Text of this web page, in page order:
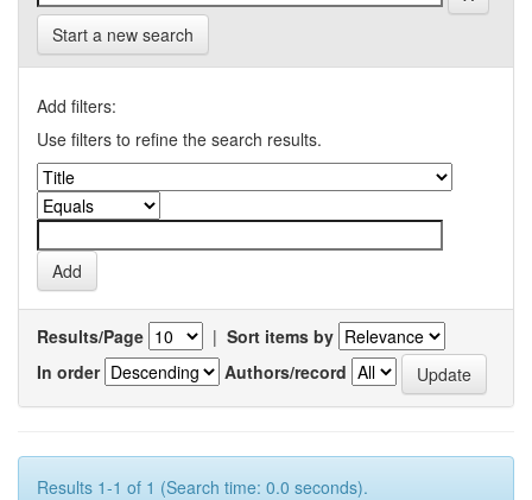
Start a new search
Add filters:
Use filters to refine the search results.
Results/Page | Sort items by
In order
Authors/record
Results 1-1 of 1 (Search time: 0.0 seconds).